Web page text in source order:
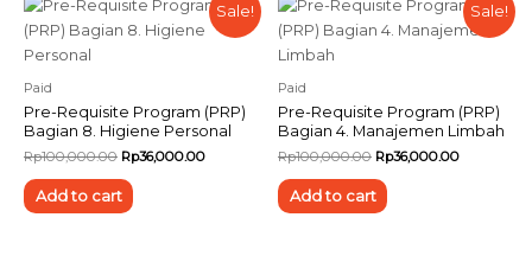
Sale!
Paid
Pre-Requisite Program (PRP)
Bagian 8. Higiene Personal
Rp100,000.00 Rp36,000.00
Add to cart
Sale!
Paid
Pre-Requisite Program (PRP)
Bagian 4. Manajemen Limbah
Rp100,000.00 Rp36,000.00
Add to cart